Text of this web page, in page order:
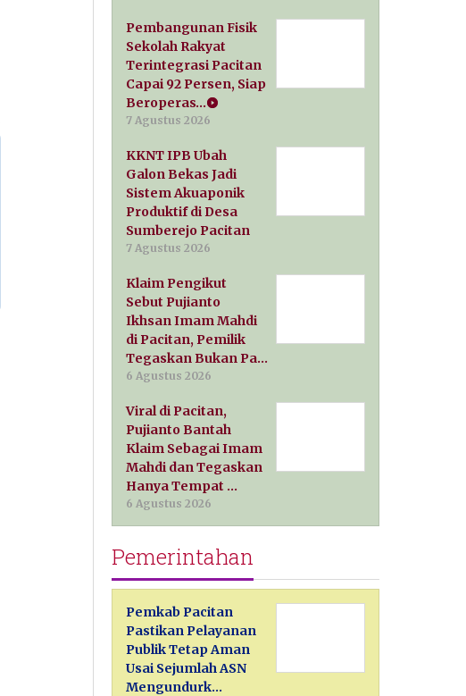
Pembangunan Fisik
Sekolah Rakyat
Terintegrasi Pacitan
Capai 92 Persen, Siap
Beroperas…
7 Agustus 2026
KKNT IPB Ubah
Galon Bekas Jadi
Sistem Akuaponik
Produktif di Desa
Sumberejo Pacitan
7 Agustus 2026
Klaim Pengikut
Sebut Pujianto
Ikhsan Imam Mahdi
di Pacitan, Pemilik
Tegaskan Bukan Pa…
6 Agustus 2026
Viral di Pacitan,
Pujianto Bantah
Klaim Sebagai Imam
Mahdi dan Tegaskan
Hanya Tempat …
6 Agustus 2026
Pemerintahan
Pemkab Pacitan
Pastikan Pelayanan
Publik Tetap Aman
Usai Sejumlah ASN
Mengundurk…